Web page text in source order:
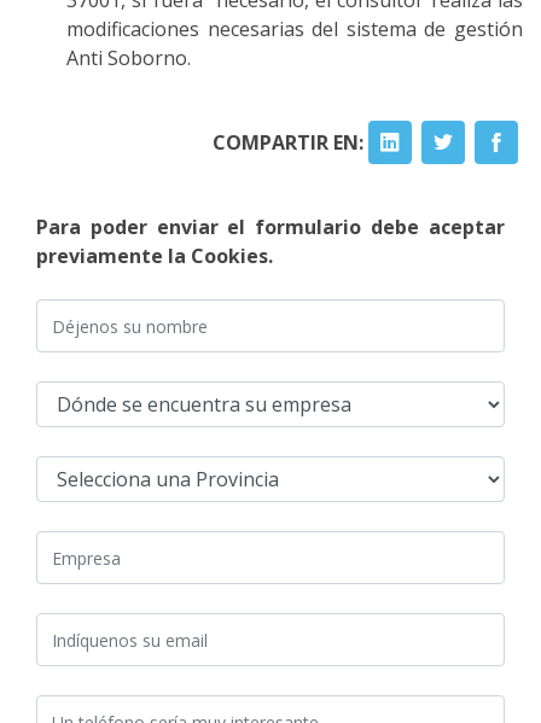
modificaciones necesarias del sistema de gestión
Anti Soborno.
COMPARTIR EN:
Para poder enviar el formulario debe aceptar
previamente la Cookies.